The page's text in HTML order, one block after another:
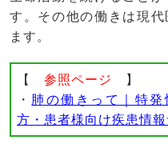
す。その他の働きは現
ます。
【 参照ページ
】
・ 肺の働きって｜特
方・患者様向け疾患情報